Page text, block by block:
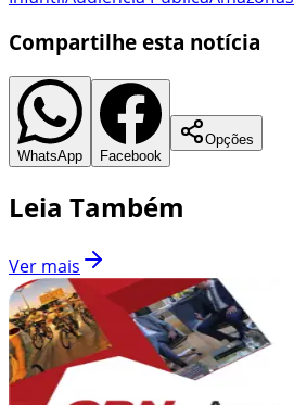
Compartilhe esta notícia
WhatsApp Facebook
Opções
Leia Também
Ver mais